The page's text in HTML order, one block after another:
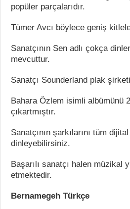
popüler parçalarıdır.
Tümer Avcı böylece geniş
Sanatçının Sen adlı çokça
mevcuttur.
Sanatçı Sounderland plak
Bahara Özlem isimli albümünü
çıkartmıştır.
Sanatçının şarkılarını tüm
dinleyebilirsiniz.
Başarılı sanatçı halen müzikal
etmektedir.
Bernamegeh Türkçe